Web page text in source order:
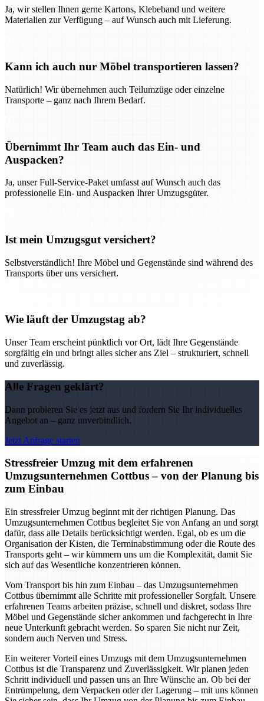
Ja, wir stellen Ihnen gerne Kartons, Klebeband und weitere
Materialien zur Verfügung – auf Wunsch auch mit Lieferung.
Kann ich auch nur Möbel transportieren lassen?
Natürlich! Wir übernehmen auch Teilumzüge oder einzelne
Transporte – ganz nach Ihrem Bedarf.
Übernimmt Ihr Team auch das Ein- und
Auspacken?
Ja, unser Full-Service-Paket umfasst auf Wunsch auch das
professionelle Ein- und Auspacken Ihrer Umzugsgüter.
Ist mein Umzugsgut versichert?
Selbstverständlich! Ihre Möbel und Gegenstände sind während des
Transports über uns versichert.
Wie läuft der Umzugstag ab?
Unser Team erscheint pünktlich vor Ort, lädt Ihre Gegenstände
sorgfältig ein und bringt alles sicher ans Ziel – strukturiert, schnell
und zuverlässig.
Alle Fragen geklärt?
Dann probieren Sie es jetzt aus und fordern Sie Ihr individuelles
Angebot an – ganz unverbindlich.
Jetzt Anfrage starten
Stressfreier Umzug mit dem erfahrenen
Umzugsunternehmen Cottbus – von der Planung bis
zum Einbau
Ein stressfreier Umzug beginnt mit der richtigen Planung. Das
Umzugsunternehmen Cottbus begleitet Sie von Anfang an und sorgt
dafür, dass alle Details berücksichtigt werden. Egal, ob es um die
Organisation der Kisten, die Terminabstimmung oder die Route des
Transports geht – wir kümmern uns um die Komplexität, damit Sie
sich auf das Wesentliche konzentrieren können.
Vom Transport bis hin zum Einbau – das Umzugsunternehmen
Cottbus übernimmt alle Schritte mit professioneller Sorgfalt. Unsere
erfahrenen Teams arbeiten präzise, schnell und diskret, sodass Ihre
Möbel und Gegenstände sicher ankommen und fachgerecht in Ihre
neue Unterkunft gebracht werden. So sparen Sie nicht nur Zeit,
sondern auch Nerven und Stress.
Ein weiterer Vorteil eines Umzugs mit dem Umzugsunternehmen
Cottbus ist die Transparenz und Zuverlässigkeit. Wir planen jeden
Schritt individuell und passen uns an Ihre Wünsche an. Ob bei der
Entrümpelung, dem Verpacken oder der Lagerung – mit uns können